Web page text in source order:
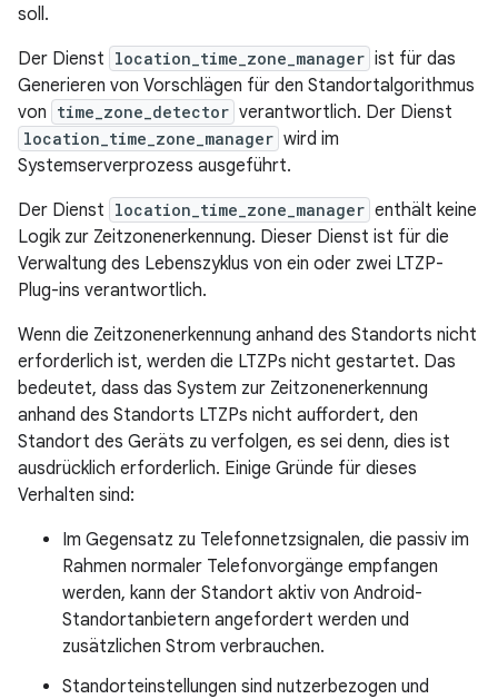
soll.
Der Dienst location_time_zone_manager ist für das
Generieren von Vorschlägen für den Standortalgorithmus
von time_zone_detector verantwortlich. Der Dienst
location_time_zone_manager wird im
Systemserverprozess ausgeführt.
Der Dienst location_time_zone_manager enthält keine
Logik zur Zeitzonenerkennung. Dieser Dienst ist für die
Verwaltung des Lebenszyklus von ein oder zwei LTZP-
Plug-ins verantwortlich.
Wenn die Zeitzonenerkennung anhand des Standorts nicht
erforderlich ist, werden die LTZPs nicht gestartet. Das
bedeutet, dass das System zur Zeitzonenerkennung
anhand des Standorts LTZPs nicht auffordert, den
Standort des Geräts zu verfolgen, es sei denn, dies ist
ausdrücklich erforderlich. Einige Gründe für dieses
Verhalten sind:
Im Gegensatz zu Telefonnetzsignalen, die passiv im
Rahmen normaler Telefonvorgänge empfangen
werden, kann der Standort aktiv von Android-
Standortanbietern angefordert werden und
zusätzlichen Strom verbrauchen.
Standorteinstellungen sind nutzerbezogen und